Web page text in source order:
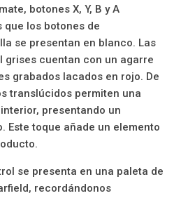
botones X, Y, B y A
los botones de
se presentan en blanco. Las
grises cuentan con un agarre
grabados lacados en rojo. De
translúcidos permiten una
presentando un
Este toque añade un elemento
se presenta en una paleta de
recordándonos